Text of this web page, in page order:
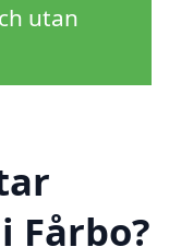
utan
Fårbo?